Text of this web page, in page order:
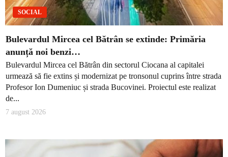
SOCIAL
Bulevardul Mircea cel Bătrân se extinde: Primăria
anunță noi benzi…
Bulevardul Mircea cel Bătrân din sectorul Ciocana al capitalei
urmează să fie extins și modernizat pe tronsonul cuprins între strada
Profesor Ion Dumeniuc și strada Bucovinei. Proiectul este realizat
de...
7 august 2026